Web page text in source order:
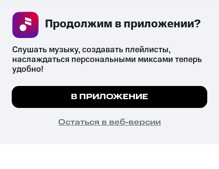
СКАЧАТЬ ПРИЛОЖЕНИЕ
психотропных веществ, их аналогов причиняет вред здоровью,
их незаконный оборот запрещён и влечёт установленную
законодательством ответственность.
© 2026 ООО «КИОН».
Все права защищены
Мы используем куки, чтобы на сайте все
Подробнее
ПОНЯТНО
Слушать музыку, создавать плейлисты,
наслаждаться персональными миксами теперь
удобно!
В ПРИЛОЖЕНИЕ
Остаться в веб-версии